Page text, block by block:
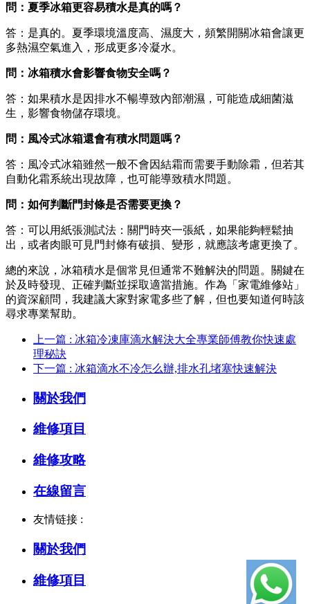
問：夏季冰箱更容易積水是真的嗎？
答：是真的。夏季環境溫度高、濕度大，頻繁開關冰箱會讓更
多熱濕空氣進入，形成更多冷凝水。
問：冰箱積水會影響食物安全嗎？
答：如果積水是因排水不暢導致內部潮濕，可能造成細菌滋
生，影響食物儲存環境。
問：風冷式冰箱還會有積水問題嗎？
答：風冷式冰箱雖然一般不會因結霜而需要手動除霜，但若其
自動化霜系統出現故障，也可能導致積水問題。
問：如何判斷門封條是否需要更換？
答：可以用紙張測試法：關門時夾一張紙，如果能夠輕鬆抽
出，或者肉眼可見門封條有破損、變形，就應該考慮更換了。
總的來說，冰箱積水是個常見但通常不難解決的問題。關鍵在
於及時發現、正確判斷並採取適當措施。作為「家電維修站」
的資深顧問，我建議大家對家電多些了解，但也要知道何時該
尋求專業幫助。
上一篇 : 冰箱冷凍庫滴水解決大全專業師傅教你快速處
理秘訣
下一篇 : 冰箱滴水不冷怎么辦,排水孔堵塞快速解決
關於我們
維修項目
維修攻略
在線留言
友情链接 :
關於我們
維修項目